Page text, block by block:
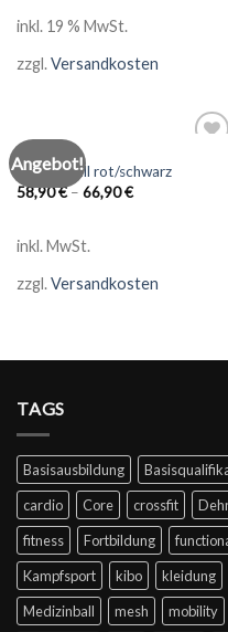
inkl. 19 % MwSt.
zzgl.Versandkosten
Angebot!
Medizinball rot/schwarz
58,90€– 66,90€
inkl. MwSt.
zzgl.Versandkosten
TAGS
Basisausbildung
cardio
Core crossfit
fitness
Fortbildung
Kampfsport
kibo kleidung
Medizinball
mesh mobility